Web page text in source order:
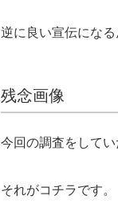
逆に良い宣伝にな
残念画像
今回の調査をして
それがコチラです。